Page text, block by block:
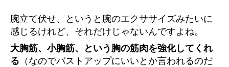
腕立て伏せ、というと腕のエクササイズみたいに
感じるけれど、それだけじゃないんですよね。
大胸筋、小胸筋、という胸の筋肉を強化してくれ
る （なのでバストアップにいいとか言われるのだ